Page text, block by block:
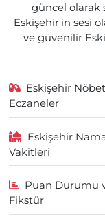
güncel olarak
Eskişehir'in sesi
ve güvenilir
Eskişehir
Eczaneler
Eskişehir
Vakitleri
Puan Durumu
Fikstür